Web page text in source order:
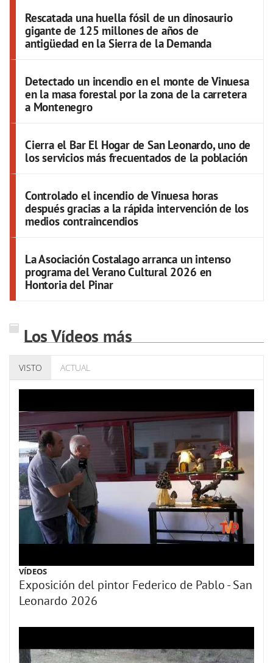
Rescatada una huella fósil de un dinosaurio
gigante de 125 millones de años de
antigüedad en la Sierra de la Demanda
Detectado un incendio en el monte de Vinuesa
en la masa forestal por la zona de la carretera
a Montenegro
Cierra el Bar El Hogar de San Leonardo, uno de
los servicios más frecuentados de la población
Controlado el incendio de Vinuesa horas
después gracias a la rápida intervención de los
medios contraincendios
La Asociación Costalago arranca un intenso
programa del Verano Cultural 2026 en
Hontoria del Pinar
Los Vídeos más
VISTO ACTUAL
VÍDEOS
Exposición del pintor Federico de Pablo - San
Leonardo 2026